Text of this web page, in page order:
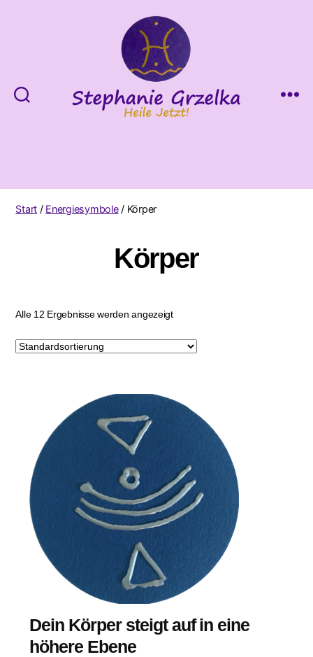
Start / Energiesymbole/ Körper
Körper
Alle 12 Ergebnisse werden angezeigt
Dein Körper steigt auf in eine
höhere Ebene